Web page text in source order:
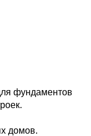
фундаментов
домов.